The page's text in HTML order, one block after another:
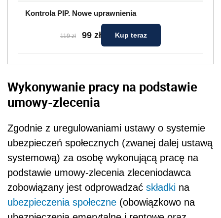
ubezpieczeń społecznych (zwanej dalej ustawą
systemową) za osobę wykonującą pracę na
podstawie umowy-zlecenia zleceniodawca
ubezpieczenia emerytalne i rentowe oraz
dobrowolnie na chorobowe; ubezpieczeniu
w miejscu lub siedzibie prowadzenia
działalności przez zleceniodawcę; od 1 styczna
2010 r. obowiązkowemu ubezpieczeniu
wypadkowemu będą podlegali wszyscy
zleceniobiorcy) iubezpieczenie zdrowotne
Jeżeli zleceniobiorca jest równocześnie